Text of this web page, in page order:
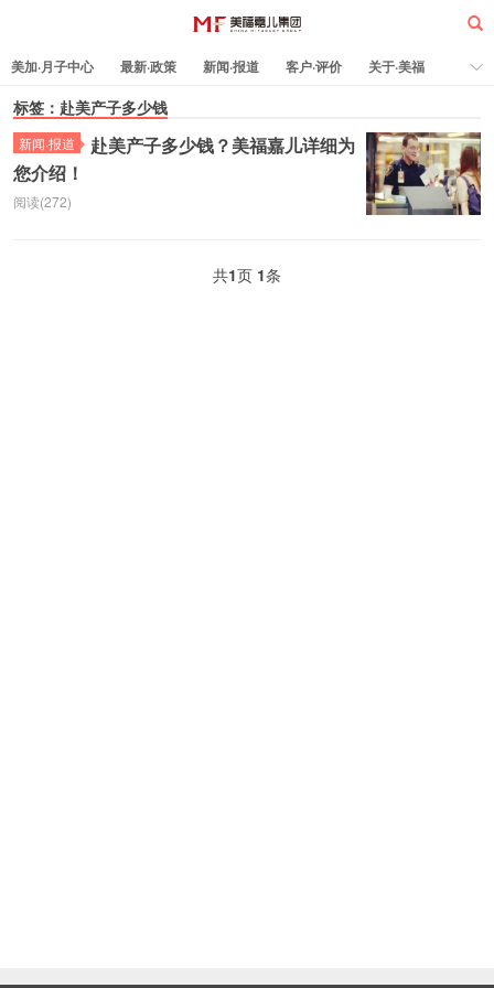
美加·月子中心 最新·政策 新闻·报道 客户·评价
关于·美福
热门·文章
所有·文章
标签：赴美产子多少钱
新闻·报道
赴美产子多少钱？美福嘉儿详细为
您介绍！
阅读(272)
共1页 1条